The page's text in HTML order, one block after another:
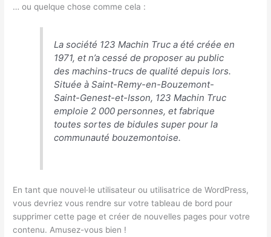
… ou quelque chose comme cela :
La société 123 Machin Truc a été créée en
1971, et n’a cessé de proposer au public
des machins-trucs de qualité depuis lors.
Située à Saint-Remy-en-Bouzemont-
Saint-Genest-et-Isson, 123 Machin Truc
emploie 2 000 personnes, et fabrique
toutes sortes de bidules super pour la
communauté bouzemontoise.
En tant que nouvel·le utilisateur ou utilisatrice de WordPress,
vous devriez vous rendre survotre tableau de bord pour
supprimer cette page et créer de nouvelles pages pour votre
contenu. Amusez-vous bien !